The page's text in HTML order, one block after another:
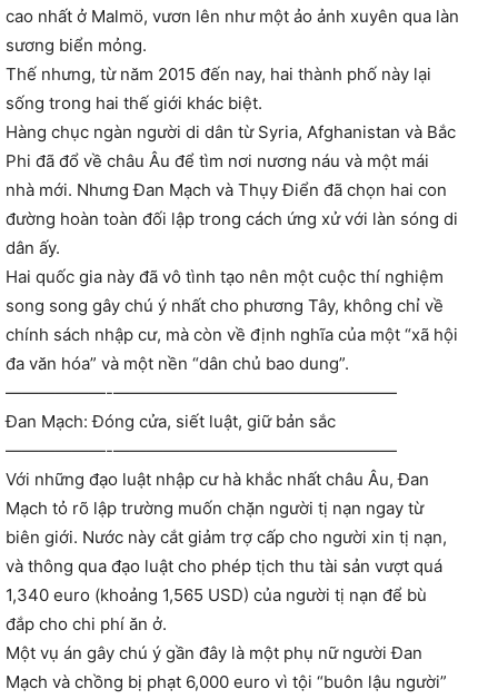
cao nhất ở Malmö, vươn lên như một ảo ảnh xuyên qua làn
sương biển mỏng.
Thế nhưng, từ năm 2015 đến nay, hai thành phố này lại
sống trong hai thế giới khác biệt.
Hàng chục ngàn người di dân từ Syria, Afghanistan và Bắc
Phi đã đổ về châu Âu để tìm nơi nương náu và một mái
nhà mới. Nhưng Đan Mạch và Thụy Điển đã chọn hai con
đường hoàn toàn đối lập trong cách ứng xử với làn sóng di
dân ấy.
Hai quốc gia này đã vô tình tạo nên một cuộc thí nghiệm
song song gây chú ý nhất cho phương Tây, không chỉ về
chính sách nhập cư, mà còn về định nghĩa của một “xã hội
đa văn hóa” và một nền “dân chủ bao dung”.
——————-—————————————————
Đan Mạch: Đóng cửa, siết luật, giữ bản sắc
——————-—————————————————
Với những đạo luật nhập cư hà khắc nhất châu Âu, Đan
Mạch tỏ rõ lập trường muốn chặn người tị nạn ngay từ
biên giới. Nước này cắt giảm trợ cấp cho người xin tị nạn,
và thông qua đạo luật cho phép tịch thu tài sản vượt quá
1,340 euro (khoảng 1,565 USD) của người tị nạn để bù
đắp cho chi phí ăn ở.
Một vụ án gây chú ý gần đây là một phụ nữ người Đan
Mạch và chồng bị phạt 6,000 euro vì tội “buôn lậu người”